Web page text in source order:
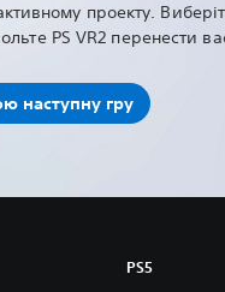
проекту.
PS VR2 перенести
наступну гру
PS5